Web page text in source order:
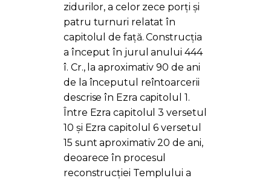
zidurilor, a celor zece porți și
patru turnuri relatat în
capitolul de față. Construcția
a început în jurul anului 444
î. Cr., la aproximativ 90 de ani
de la începutul reîntoarcerii
descrise în Ezra capitolul 1.
Între Ezra capitolul 3 versetul
10 și Ezra capitolul 6 versetul
15 sunt aproximativ 20 de ani,
deoarece în procesul
reconstrucției Templului a